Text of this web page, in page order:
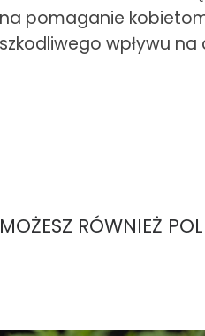
na pomaganie
szkodliwego wpływu na
MOŻESZ RÓWNIEŻ